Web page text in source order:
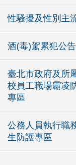
性騷擾及性別主
酒(毒)駕累犯公
臺北市政府及所
校員工職場霸凌
專區
公務人員執行職
生防護專區